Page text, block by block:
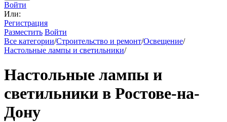
Войти
Или:
Регистрация
Разместить Войти
Все категории/Строительство и ремонт/Освещение/
Настольные лампы и светильники/
Настольные лампы и
светильники в Ростове-на-
Дону